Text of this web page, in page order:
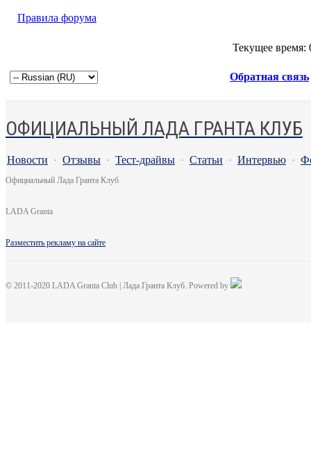
Правила форума
Текущее время:
Обратная связь
ОФИЦИАЛЬНЫЙ ЛАДА ГРАНТА КЛУБ
Новости · Отзывы · Тест-драйвы · Статьи · Интервью ·
Официальный Лада Гранта Клуб
LADA Granta
Разместить рекламу на сайте
© 2011-2020 LADA Granta Club | Лада Гранта Клуб. Powered by